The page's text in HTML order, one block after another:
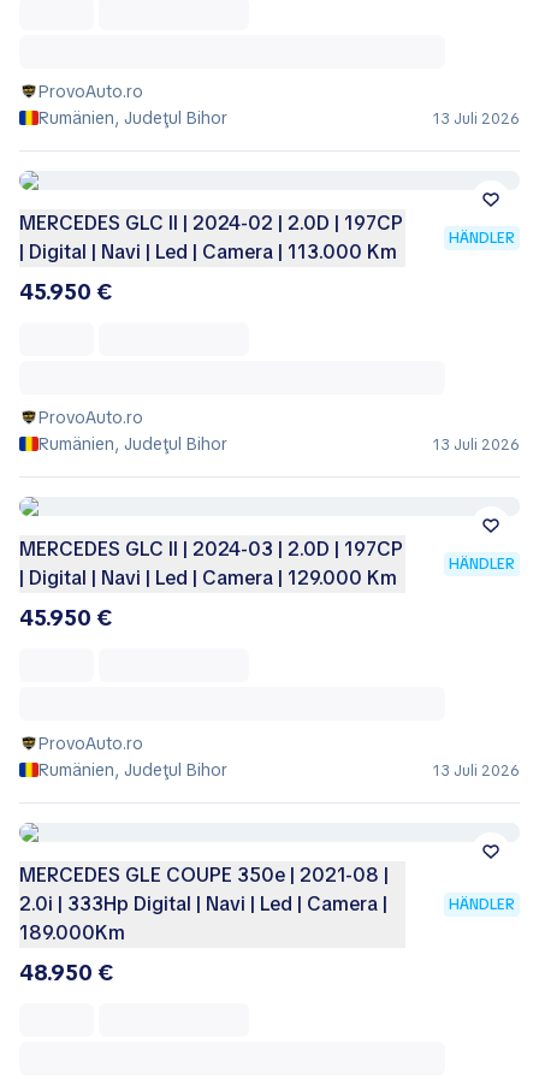
ProvoAuto.ro
Rumänien, Judeţul Bihor
13 Juli 2026
MERCEDES GLC II | 2024-02 | 2.0D | 197CP
| Digital | Navi | Led | Camera | 113.000 Km
HÄNDLER
45.950 €
ProvoAuto.ro
Rumänien, Judeţul Bihor
13 Juli 2026
MERCEDES GLC II | 2024-03 | 2.0D | 197CP
| Digital | Navi | Led | Camera | 129.000 Km
HÄNDLER
45.950 €
ProvoAuto.ro
Rumänien, Judeţul Bihor
13 Juli 2026
MERCEDES GLE COUPE 350e | 2021-08 |
2.0i | 333Hp Digital | Navi | Led | Camera |
189.000Km
HÄNDLER
48.950 €